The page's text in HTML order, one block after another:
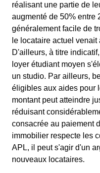
réalisant une partie de
augmenté de 50% entre
généralement facile de
le locataire actuel
D'ailleurs, à titre
loyer étudiant moyen
un studio. Par ailleurs,
éligibles aux aides pour
montant peut atteindre
réduisant
consacrée au paiement
immobilier respecte les
APL, il peut s'agir d'un
nouveaux locataires.